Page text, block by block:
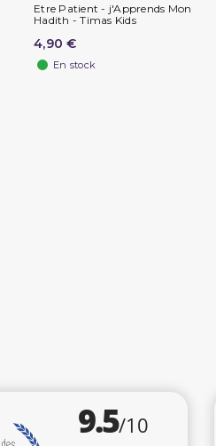
Etre Patient - j'Apprends Mon
Hadith - Timas Kids
4,90 €
En stock